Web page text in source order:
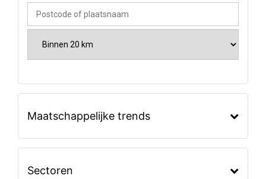
Maatschappelijke trends
Sectoren